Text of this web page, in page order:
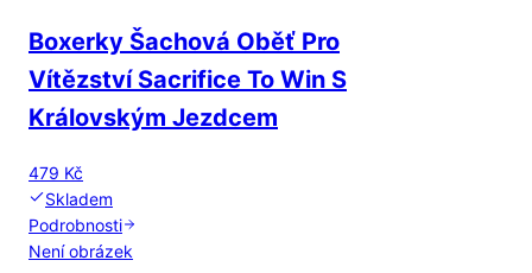
Boxerky Šachová Oběť Pro
Vítězství Sacrifice To Win S
Královským Jezdcem
479 Kč
Skladem
Podrobnosti
Není obrázek